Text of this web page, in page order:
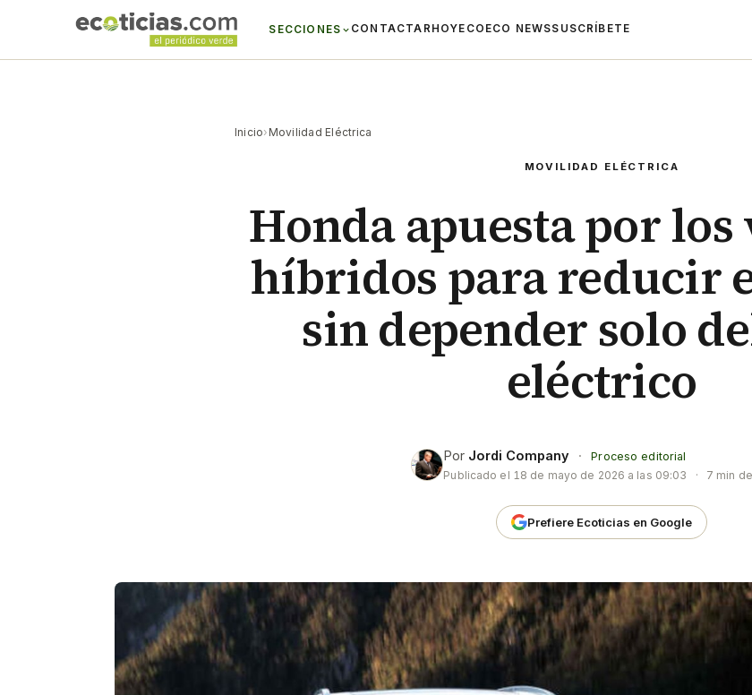
SECCIONES CONTACTAR HOYECO ECO NEWSSUSCRÍBETE
Inicio› Movilidad Eléctrica
MOVILIDAD ELÉCTRICA
Honda apuesta por
híbridos para reducir
sin depender solo
eléctrico
Por Jordi Company ·
Proceso editorial
Publicado el 18 de mayo de 2026 a las 09:03 · 7 min
Prefiere Ecoticias en Google